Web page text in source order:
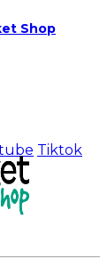
Shop
Tiktok